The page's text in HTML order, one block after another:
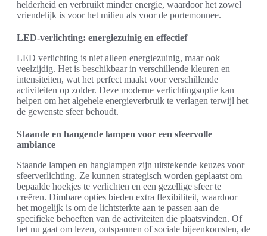
helderheid en verbruikt minder energie, waardoor het zowel
vriendelijk is voor het milieu als voor de portemonnee.
LED-verlichting: energiezuinig en effectief
LED verlichting is niet alleen energiezuinig, maar ook
veelzijdig. Het is beschikbaar in verschillende kleuren en
intensiteiten, wat het perfect maakt voor verschillende
activiteiten op zolder. Deze moderne verlichtingsoptie kan
helpen om het algehele energieverbruik te verlagen terwijl het
de gewenste sfeer behoudt.
Staande en hangende lampen voor een sfeervolle
ambiance
Staande lampen en hanglampen zijn uitstekende keuzes voor
sfeerverlichting. Ze kunnen strategisch worden geplaatst om
bepaalde hoekjes te verlichten en een gezellige sfeer te
creëren. Dimbare opties bieden extra flexibiliteit, waardoor
het mogelijk is om de lichtsterkte aan te passen aan de
specifieke behoeften van de activiteiten die plaatsvinden. Of
het nu gaat om lezen, ontspannen of sociale bijeenkomsten, de